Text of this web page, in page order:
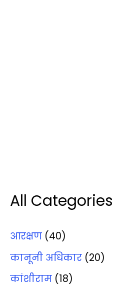
All Categories
आरक्षण (40)
कानूनी अधिकार (20)
कांशीराम (18)